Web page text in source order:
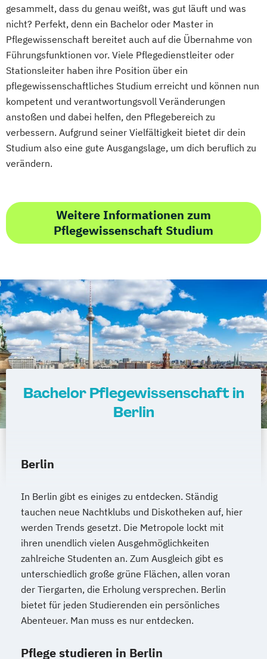
gesammelt, dass du genau weißt, was gut läuft und was
nicht? Perfekt, denn ein Bachelor oder Master in
Pflegewissenschaft bereitet auch auf die Übernahme von
Führungsfunktionen vor. Viele Pflegedienstleiter oder
Stationsleiter haben ihre Position über ein
pflegewissenschaftliches Studium erreicht und können nun
kompetent und verantwortungsvoll Veränderungen
anstoßen und dabei helfen, den Pflegebereich zu
verbessern. Aufgrund seiner Vielfältigkeit bietet dir dein
Studium also eine gute Ausgangslage, um dich beruflich zu
verändern.
Weitere Informationen zum
Pflegewissenschaft Studium
Bachelor Pflegewissenschaft in
Berlin
Berlin
In Berlin gibt es einiges zu entdecken. Ständig
tauchen neue Nachtklubs und Diskotheken auf, hier
werden Trends gesetzt. Die Metropole lockt mit
ihren unendlich vielen Ausgehmöglichkeiten
zahlreiche Studenten an. Zum Ausgleich gibt es
unterschiedlich große grüne Flächen, allen voran
der Tiergarten, die Erholung versprechen. Berlin
bietet für jeden Studierenden ein persönliches
Abenteuer. Man muss es nur entdecken.
Pflege studieren in Berlin